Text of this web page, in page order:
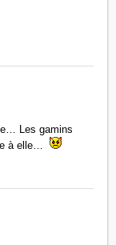
Les gamins
à elle…